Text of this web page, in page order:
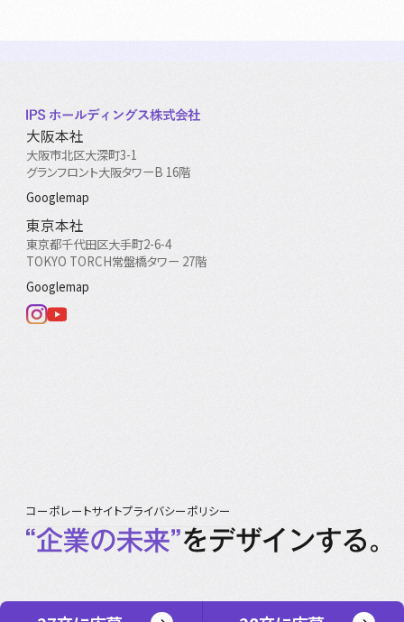
大阪本社
大阪市北区大深町3-1
グランフロント大阪タワーB 16階
Googlemap
東京本社
東京都千代田区大手町2-6-4
TOKYO TORCH常盤橋タワー 27階
Googlemap
©2026 IPS Co., Ltd. All Right Reserved.
コーポレートサイトプライバシーポリシー